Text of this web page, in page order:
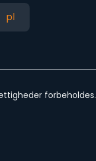
pl
forbeholdes.